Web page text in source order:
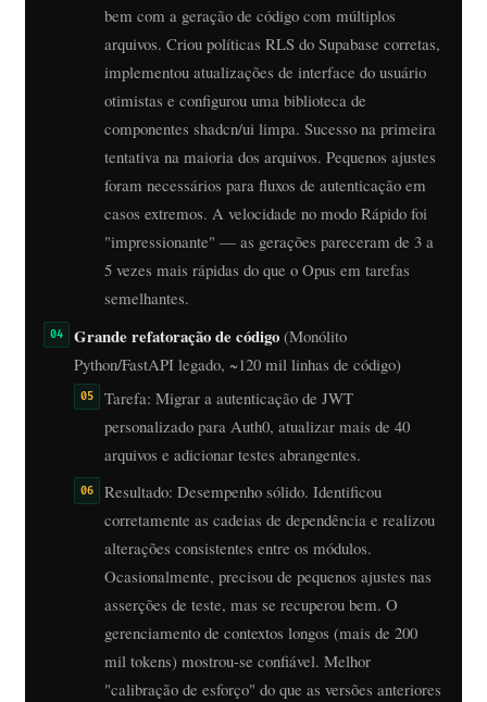
bem com a geração de código com múltiplos
arquivos. Criou políticas RLS do Supabase corretas,
implementou atualizações de interface do usuário
otimistas e configurou uma biblioteca de
componentes shadcn/ui limpa. Sucesso na primeira
tentativa na maioria dos arquivos. Pequenos ajustes
foram necessários para fluxos de autenticação em
casos extremos. A velocidade no modo Rápido foi
"impressionante" — as gerações pareceram de 3 a
5 vezes mais rápidas do que o Opus em tarefas
semelhantes.
Grande refatoração de código (Monólito
Python/FastAPI legado, ~120 mil linhas de código)
Tarefa: Migrar a autenticação de JWT
personalizado para Auth0, atualizar mais de 40
arquivos e adicionar testes abrangentes.
Resultado: Desempenho sólido. Identificou
corretamente as cadeias de dependência e realizou
alterações consistentes entre os módulos.
Ocasionalmente, precisou de pequenos ajustes nas
asserções de teste, mas se recuperou bem. O
gerenciamento de contextos longos (mais de 200
mil tokens) mostrou-se confiável. Melhor
"calibração de esforço" do que as versões anteriores